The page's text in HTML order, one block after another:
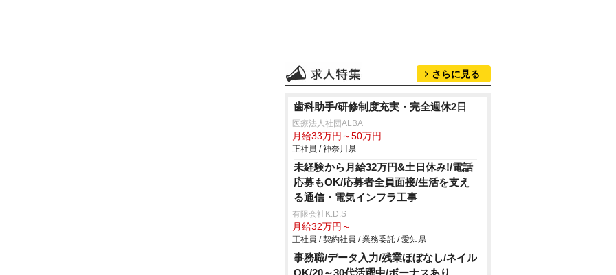
さらに見る
歯科助手/研修制度充実・完全週休2日
医療法人社団ALBA
月給33万円～50万円
正社員 / 神奈川県
未経験から月給32万円&土日休み!/電話
応募もOK/応募者全員面接/生活を支え
る通信・電気インフラ工事
有限会社K.D.S
月給32万円～
正社員 / 契約社員 / 業務委託 / 愛知県
事務職/データ入力/残業ほぼなし/ネイル
OK/20～30代活躍中/ボーナスあり